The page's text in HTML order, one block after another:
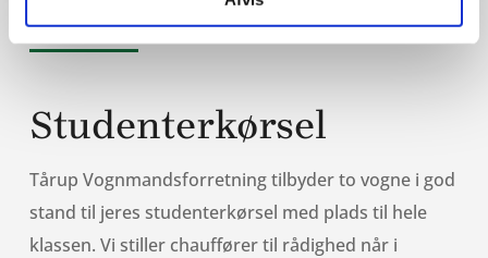
Studenterkørsel
Tårup Vognmandsforretning tilbyder to vogne i god
stand til jeres studenterkørsel med plads til hele
klassen. Vi stiller chauffører til rådighed når i